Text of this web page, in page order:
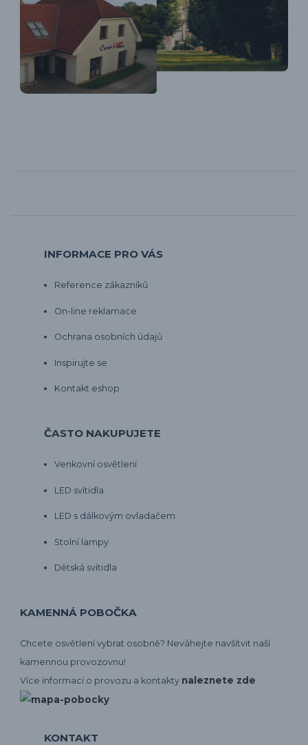
INFORMACE PRO VÁS
Reference zákazníků
On-line reklamace
Ochrana osobních údajů
Inspirujte se
Kontakt eshop
ČASTO NAKUPUJETE
Venkovní osvětlení
LED svítidla
LED s dálkovým ovladačem
Stolní lampy
Dětská svítidla
KAMENNÁ POBOČKA
Chcete osvětlení vybrat osobně? Neváhejte navšítvit naší
kamennou provozovnu!
Více informací o provozu a kontakty naleznete zde
KONTAKT